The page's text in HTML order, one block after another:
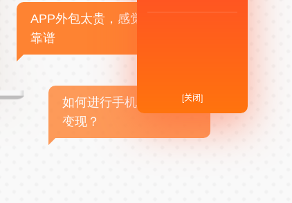
APP外包太贵，感觉不
靠谱
如何进行手机APP商业
变现？
[关闭]